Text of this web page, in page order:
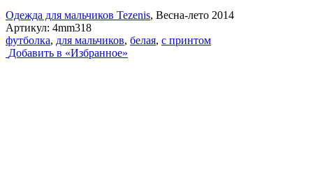
Одежда для мальчиков Tezenis, Весна-лето 2014
Артикул: 4mm318
футболка, для мальчиков, белая, с принтом
Добавить в «Избранное»